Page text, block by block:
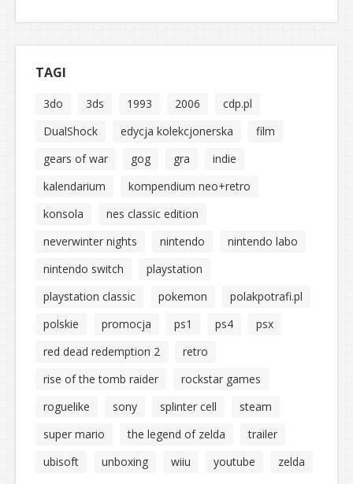
TAGI
3do 3ds 1993 2006
cdp.pl
DualShock
edycja kolekcjonerska
film
gears of war
gog gra
indie
kalendarium
kompendium neo+retro
konsola
nes classic edition
neverwinter nights
nintendo
nintendo labo
nintendo switch
playstation
playstation classic
pokemon
polakpotrafi.pl
polskie
promocja ps1 ps4
psx
red dead redemption 2
retro
rise of the tomb raider
rockstar games
roguelike
sony splinter cell
steam
super mario
the legend of zelda
trailer
ubisoft
unboxing wiiu youtube zelda